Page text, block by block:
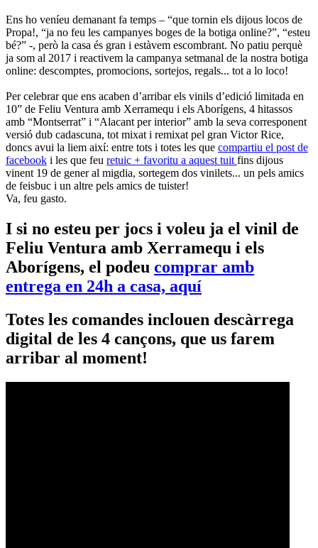
Ens ho veníeu demanant fa temps – “que tornin els dijous locos de
Propa!, “ja no feu les campanyes boges de la botiga online?”, “esteu
bé?” -, però la casa és gran i estàvem escombrant. No patiu perquè
ja som al 2017 i reactivem la campanya setmanal de la nostra botiga
online: descomptes, promocions, sortejos, regals... tot a lo loco!
Per celebrar que ens acaben d’arribar els vinils d’edició limitada en
10” de Feliu Ventura amb Xerramequ i els Aborígens, 4 hitassos
amb “Montserrat” i “Alacant per interior” amb la seva corresponent
versió dub cadascuna, tot mixat i remixat pel gran Victor Rice,
doncs avui la liem així: entre tots i totes les que compartiu el post de
facebook i les que feu retuic + favoritu a aquest tuitfins dijous
vinent 19 de gener al migdia, sortegem dos vinilets... un pels amics
de feisbuc i un altre pels amics de tuister!
Va, feu gasto.
I si no esteu per jocs i voleu ja el vinil de
Feliu Ventura amb Xerramequ i els
Aborígens, el podeu comprar amb
entrega en 24h a casa, aquí
Totes les comandes inclouen descàrrega
digital de les 4 cançons, que us farem
arribar al moment!